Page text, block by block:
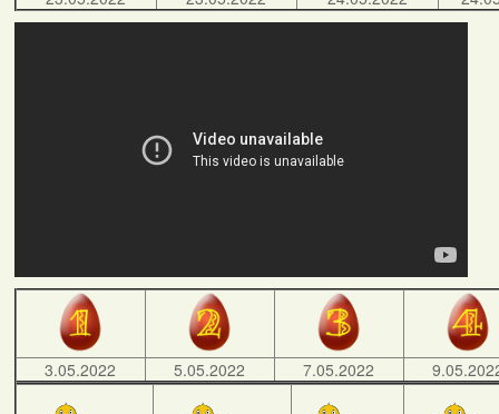
3.05.2022 5.05.2022 7.05.2022